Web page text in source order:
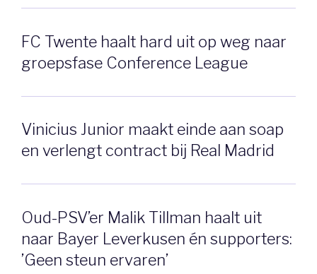
FC Twente haalt hard uit op weg naar
groepsfase Conference League
Vinicius Junior maakt einde aan soap
en verlengt contract bij Real Madrid
Oud-PSV’er Malik Tillman haalt uit
naar Bayer Leverkusen én supporters:
’Geen steun ervaren’